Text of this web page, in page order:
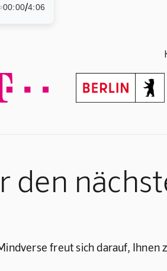
00:00/4:06
den
freut sich darauf, Ihnen